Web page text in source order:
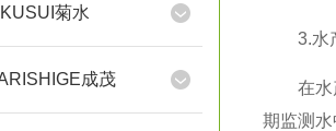
菊水
成茂
3.水
在水产
期监测